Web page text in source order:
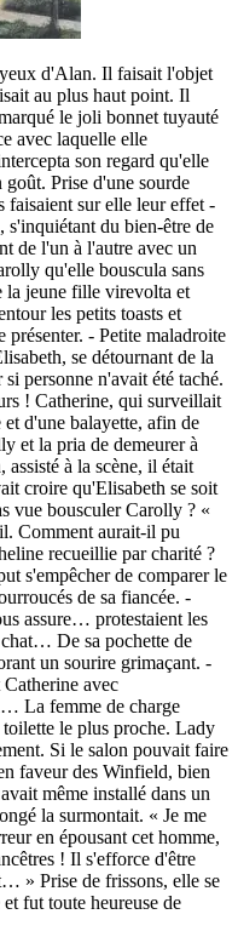
d'Alan. Il faisait l'objet
au plus haut point. Il
le joli bonnet tuyauté
avec laquelle elle
son regard qu'elle
goût. Prise d'une sourde
faisaient sur elle leur effet -
s'inquiétant du bien-être de
de l'un à l'autre avec un
qu'elle bouscula sans
la jeune fille virevolta et
les petits toasts et
présenter. - Petite maladroite
se détournant de la
personne n'avait été taché.
! Catherine, qui surveillait
d'une balayette, afin de
et la pria de demeurer à
à la scène, il était
croire qu'Elisabeth se soit
vue bousculer Carolly ? «
Comment aurait-il pu
recueillie par charité ?
s'empêcher de comparer le
de sa fiancée. -
assure… protestaient les
De sa pochette de
un sourire grimaçant. -
avec
La femme de charge
le plus proche. Lady
Si le salon pouvait faire
faveur des Winfield, bien
même installé dans un
la surmontait. « Je me
en épousant cet homme,
! Il s'efforce d'être
» Prise de frissons, elle se
fut toute heureuse de